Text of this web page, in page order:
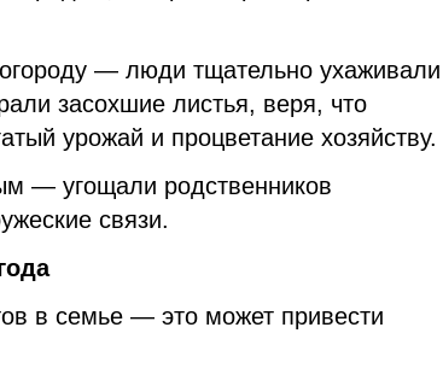
— люди тщательно ухаживали
засохшие листья, веря, что
урожай и процветание хозяйству.
— угощали родственников
связи.
в семье — это может привести